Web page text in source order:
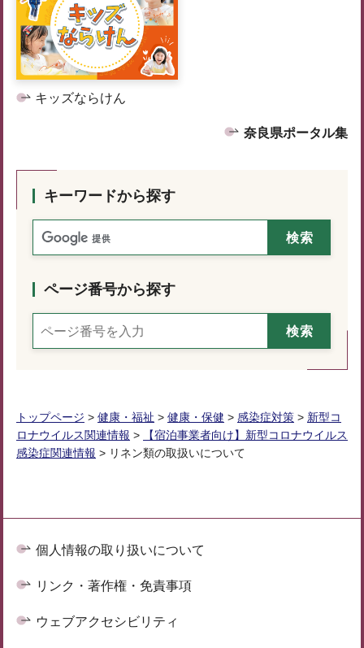
キッズならけん
奈良県ポータル集
キーワードから探す
ページ番号から探す
トップページ > 健康・福祉 > 健康・保健 > 感染症対策 > 新型コ
ロナウイルス関連情報 >
【宿泊事業者向け】新型コロナウイルス
感染症関連情報 > リネン類の取扱いについて
個人情報の取り扱いについて
リンク・著作権・免責事項
ウェブアクセシビリティ